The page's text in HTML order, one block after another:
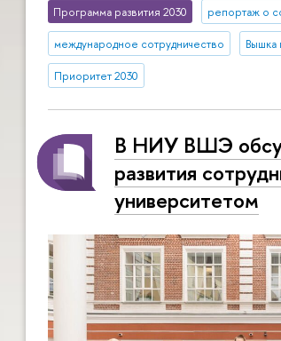
Программа развития 2030 репортаж о
международное сотрудничество Вышка
Приоритет 2030
В НИУ ВШЭ
развития
университетом